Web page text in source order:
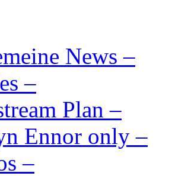
News –
–
Plan –
Ennor only –
–